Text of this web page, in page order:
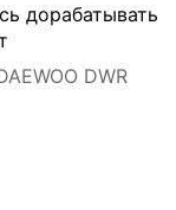
дорабатывать
DWR